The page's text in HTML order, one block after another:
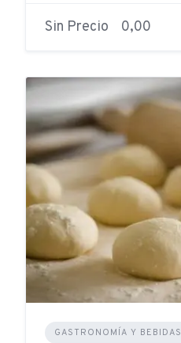
Sin Precio 0,00
GASTRONOMÍA Y BEBIDAS